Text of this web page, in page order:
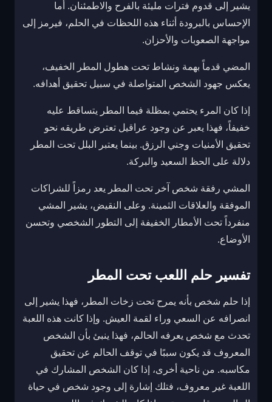
يشير إلى قدوم فترات مليئة بالفرح والاطمئنان. أما
الإحساس بالبرودة أثناء هذه اللحظات في الحلم، فيرمز إلى
مواجهة الصعوبات والأحزان.
المضي قدماً بهمة ونشاط تحت هطول المطر الخفيف،
يعكس جهود الشخص المتواصلة في سبيل تحقيق أهدافه.
إذا كان المرء يحتمي بمظلة فيما المطر يتساقط عليه
خفيفاً، فهذا يعبر عن وجود عراقيل تعترض طريقه نحو
تحقيق الأمنيات وجني الرزق. بينما يعتبر البلل تحت المطر
دلالة على الحظ السعيد والبركة.
المشي رفقة شخص آخر تحت المطر يعد رمزاً للشراكات
الموفقة والعلاقات الثمينة. وعلى النقيض، يشير المشي
منفرداً تحت الأمطار الخفيفة إلى التطور الشخصي وتحسن
الأوضاع.
تفسير حلم اللعب تحت المطر
إذا حلم شخص بأنه يمرح تحت زخات المطر، فهذا يشير إلى
انصرافه عن السعي وراء لقمة العيش. وإذا كانت هذه اللعبة
تحدث مع شخص يعرفه الحالم، فهذا ينبئ بأن الشخص
المعروف قد يكون سببًا في توقف الحالم عن تحقيق
مكاسبه. من ناحية أخرى، إذا كان الشخص المشارك في
اللعبة غير معروف، فتلك إشارة إلى وجود شخص في حياة